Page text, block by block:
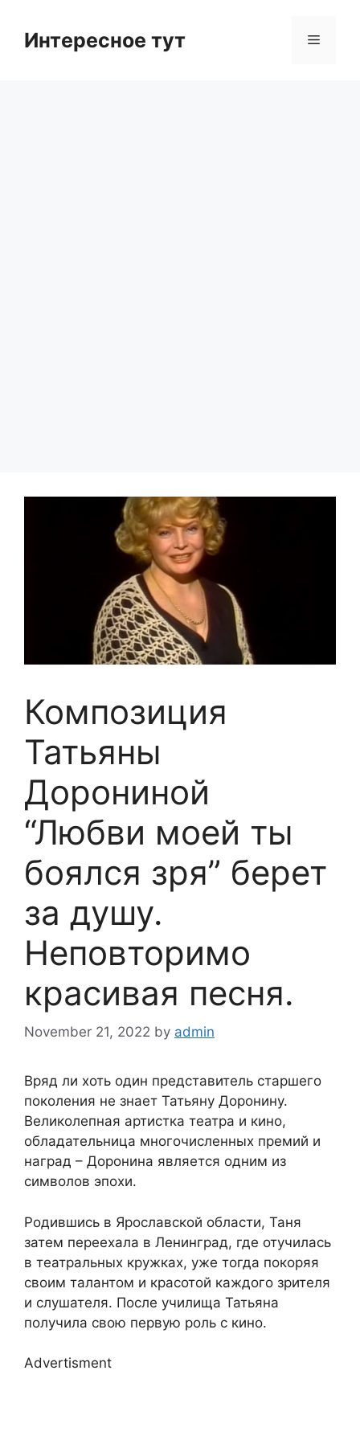
contentИнтересное тут Menu
Композиция
Татьяны
Дорониной
“Любви моей ты
боялся зря” берет
за душу.
Неповторимо
красивая песня.
November 21, 2022 by admin
Вряд ли хоть один представитель старшего
поколения не знает Татьяну Доронину.
Великолепная артистка театра и кино,
обладательница многочисленных премий и
наград – Доронина является одним из
символов эпохи.
Родившись в Ярославской области, Таня
затем переехала в Ленинград, где отучилась
в театральных кружках, уже тогда покоряя
своим талантом и красотой каждого зрителя
и слушателя. После училища Татьяна
получила свою первую роль с кино.
Advertisment